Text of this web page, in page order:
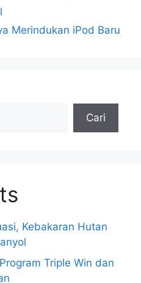
Merindukan iPod Baru
Cari
Kebakaran Hutan
Triple Win dan